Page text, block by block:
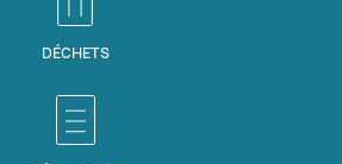
DÉCHETS